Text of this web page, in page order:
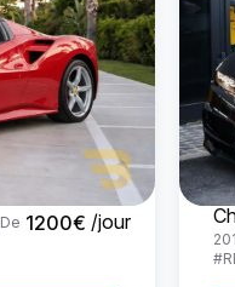
De 1200€ /jour
#